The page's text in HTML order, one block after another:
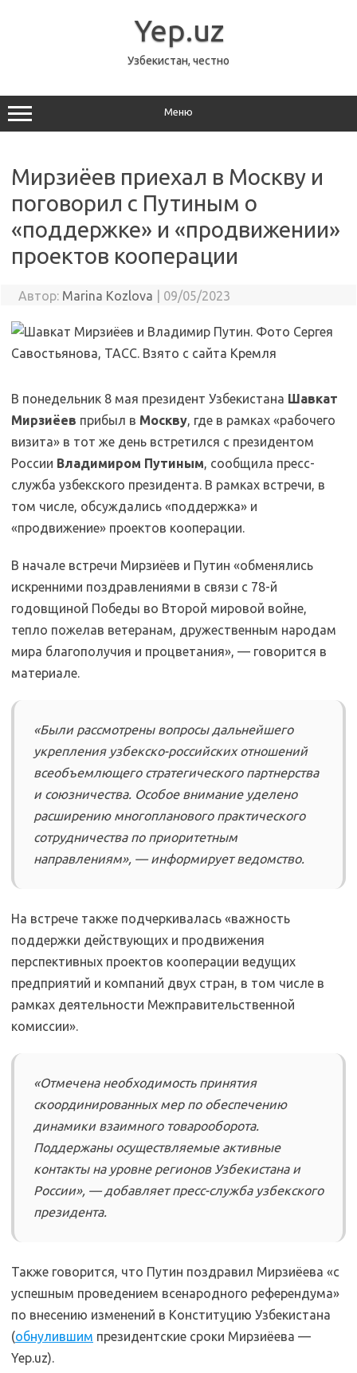
Yep.uz
Узбекистан, честно
Меню
Мирзиёев приехал в Москву и
поговорил с Путиным о
«поддержке» и «продвижении»
проектов кооперации
Автор: Marina Kozlova 09/05/2023
В понедельник 8 мая президент Узбекистана Шавкат
Мирзиёев прибыл в Москву, где в рамках «рабочего
визита» в тот же день встретился с президентом
России Владимиром Путиным, сообщила пресс-
служба узбекского президента. В рамках встречи, в
том числе, обсуждались «поддержка» и
«продвижение» проектов кооперации.
В начале встречи Мирзиёев и Путин «обменялись
искренними поздравлениями в связи с 78-й
годовщиной Победы во Второй мировой войне,
тепло пожелав ветеранам, дружественным народам
мира благополучия и процветания», — говорится в
материале.
«Были рассмотрены вопросы дальнейшего
укрепления узбекско-российских отношений
всеобъемлющего стратегического партнерства
и союзничества. Особое внимание уделено
расширению многопланового практического
сотрудничества по приоритетным
направлениям», — информирует ведомство.
На встрече также подчеркивалась «важность
поддержки действующих и продвижения
перспективных проектов кооперации ведущих
предприятий и компаний двух стран, в том числе в
рамках деятельности Межправительственной
комиссии».
«Отмечена необходимость принятия
скоординированных мер по обеспечению
динамики взаимного товарооборота.
Поддержаны осуществляемые активные
контакты на уровне регионов Узбекистана и
России», — добавляет пресс-служба узбекского
президента.
Также говорится, что Путин поздравил Мирзиёева «с
успешным проведением всенародного референдума»
по внесению изменений в Конституцию Узбекистана
(обнулившим президентские сроки Мирзиёева —
Yep.uz).